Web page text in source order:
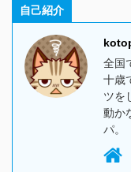
自己紹介
全国
十歳
ツを
動か
パ。